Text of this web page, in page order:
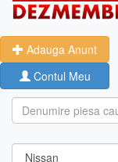
Adauga Anunt
Contul Meu